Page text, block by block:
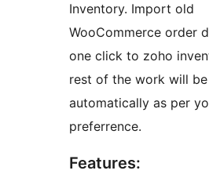
Inventory. Import old
WooCommerce order
one click to zoho
rest of the work will
automatically as per
preferrence.
Features: